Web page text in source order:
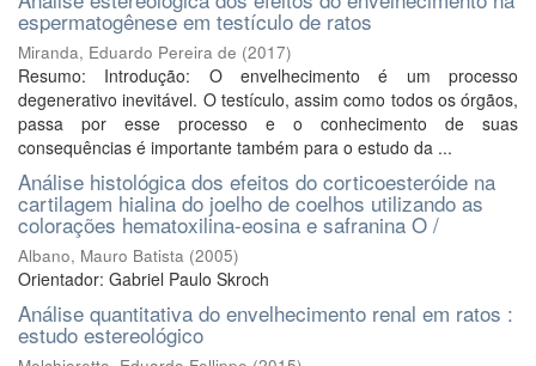
espermatogênese em testículo de ratos
Miranda, Eduardo Pereira de (2017)
Resumo: Introdução: O envelhecimento é um processo
degenerativo inevitável. O testículo, assim como todos os órgãos,
passa por esse processo e o conhecimento de suas
consequências é importante também para o estudo da ...
Análise histológica dos efeitos do corticoesteróide na
cartilagem hialina do joelho de coelhos utilizando as
colorações hematoxilina-eosina e safranina O /
Albano, Mauro Batista (2005)
Orientador: Gabriel Paulo Skroch
Análise quantitativa do envelhecimento renal em ratos :
estudo estereológico